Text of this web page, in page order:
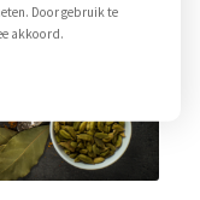
Door gebruik te
akkoord.